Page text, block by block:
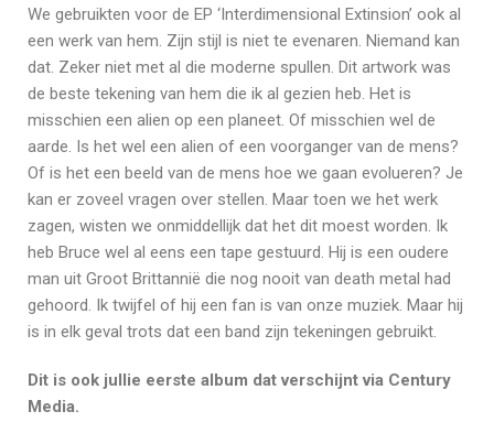
We gebruikten voor de EP ‘Interdimensional Extinsion’ ook al
een werk van hem. Zijn stijl is niet te evenaren. Niemand kan
dat. Zeker niet met al die moderne spullen. Dit artwork was
de beste tekening van hem die ik al gezien heb. Het is
misschien een alien op een planeet. Of misschien wel de
aarde. Is het wel een alien of een voorganger van de mens?
Of is het een beeld van de mens hoe we gaan evolueren? Je
kan er zoveel vragen over stellen. Maar toen we het werk
zagen, wisten we onmiddellijk dat het dit moest worden. Ik
heb Bruce wel al eens een tape gestuurd. Hij is een oudere
man uit Groot Brittannië die nog nooit van death metal had
gehoord. Ik twijfel of hij een fan is van onze muziek. Maar hij
is in elk geval trots dat een band zijn tekeningen gebruikt.
Dit is ook jullie eerste album dat verschijnt via Century
Media.